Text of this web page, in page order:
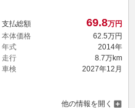
支払総額 69.8万円
本体価格
62.5万円
年式
2014年
走行
8.7万km
車検
2027年12月
他の情報を開く